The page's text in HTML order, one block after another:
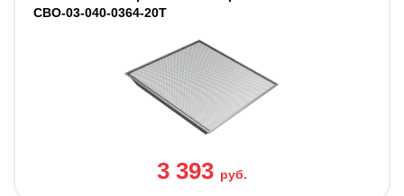
СВО-03-040-0364-20Т
3 393 руб.